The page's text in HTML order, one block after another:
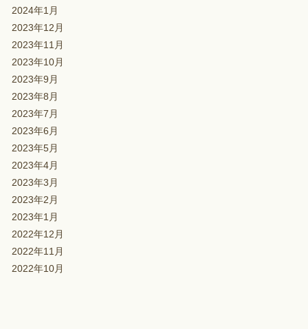
2024年1月
2023年12月
2023年11月
2023年10月
2023年9月
2023年8月
2023年7月
2023年6月
2023年5月
2023年4月
2023年3月
2023年2月
2023年1月
2022年12月
2022年11月
2022年10月